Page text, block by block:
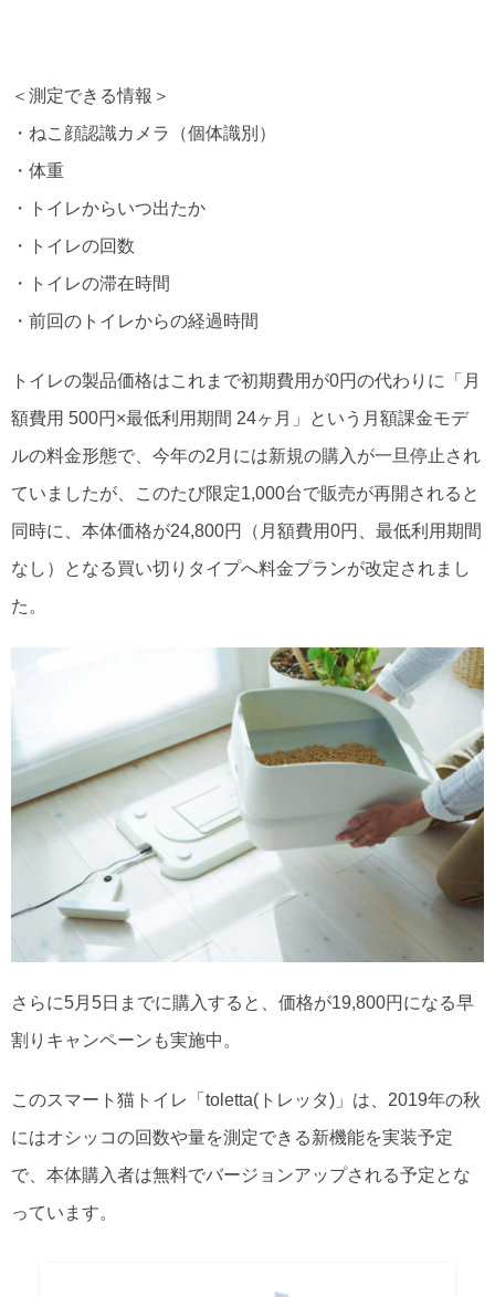
＜測定できる情報＞
・ねこ顔認識カメラ（個体識別）
・体重
・トイレからいつ出たか
・トイレの回数
・トイレの滞在時間
・前回のトイレからの経過時間
トイレの製品価格はこれまで初期費用が0円の代わりに「月
額費用 500円×最低利用期間 24ヶ月」という月額課金モデ
ルの料金形態で、今年の2月には新規の購入が一旦停止され
ていましたが、このたび限定1,000台で販売が再開されると
同時に、本体価格が24,800円（月額費用0円、最低利用期間
なし）となる買い切りタイプへ料金プランが改定されまし
た。
さらに5月5日までに購入すると、価格が19,800円になる早
割りキャンペーンも実施中。
このスマート猫トイレ「toletta(トレッタ)」は、2019年の秋
にはオシッコの回数や量を測定できる新機能を実装予定
で、本体購入者は無料でバージョンアップされる予定とな
っています。